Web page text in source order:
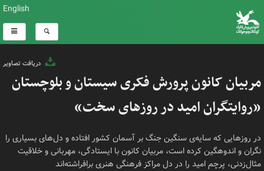
English
دریافت تصاویر
مربیان کانون پرورش فکری سیستان و بلوچستان
«روایتگران امید در روزهای سخت»
در روزهایی که سایه‌ی سنگین جنگ بر آسمان کشور افتاده و دل‌های بسیاری را
نگران و اندوهگین کرده است، مربیان کانون با ایستادگی، مهربانی و خلاقیت
مثال‌زدنی، پرچم امید را در دل مراکز فرهنگی هنری برافراشته‌اند